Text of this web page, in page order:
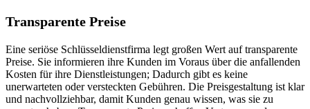
Transparente Preise
Eine seriöse Schlüsseldienstfirma legt großen Wert auf transparente
Preise.​ Sie informieren ihre Kunden im Voraus über die anfallenden
Kosten für ihre Dienstleistungen; Dadurch gibt es keine
unerwarteten oder versteckten Gebühren. Die Preisgestaltung ist klar
und nachvollziehbar, damit Kunden genau wissen, was sie zu